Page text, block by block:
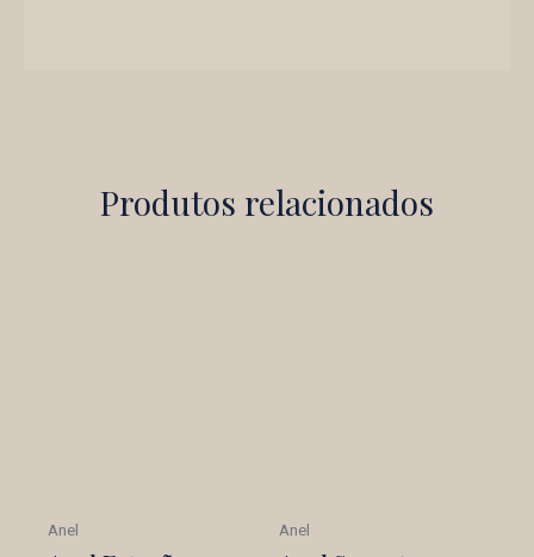
Produtos relacionados
Anel Anel